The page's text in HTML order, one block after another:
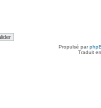
Propulsé par
Traduit